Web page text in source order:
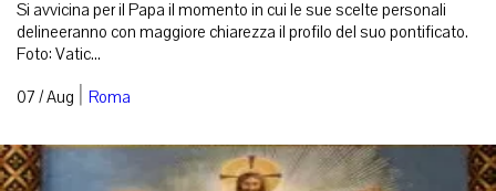
Si avvicina per il Papa il momento in cui le sue scelte personali
delineeranno con maggiore chiarezza il profilo del suo pontificato.
Foto: Vatic...
07 / Aug | Roma